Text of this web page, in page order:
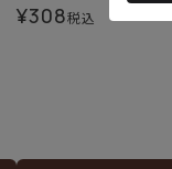
¥308税込